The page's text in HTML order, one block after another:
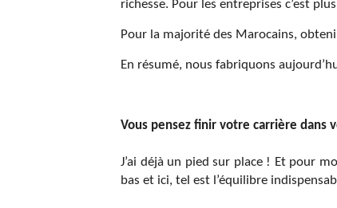
richesse. Pour les entreprises c’est
Pour la majorité des Marocains,
En résumé, nous fabriquons
Vous pensez finir votre carrière dans
J’ai déjà un pied sur place ! Et pour
bas et ici, tel est l’équilibre